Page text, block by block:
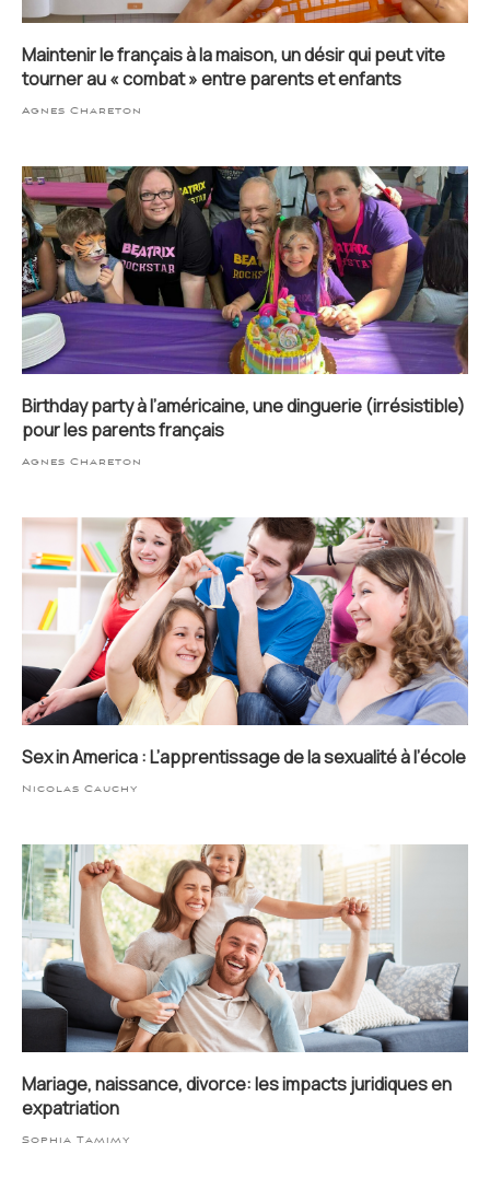
Maintenir le français à la maison, un désir qui peut vite
tourner au « combat » entre parents et enfants
Agnes Chareton
Birthday party à l’américaine, une dinguerie (irrésistible)
pour les parents français
Agnes Chareton
Sex in America : L’apprentissage de la sexualité à l’école
Nicolas Cauchy
Mariage, naissance, divorce: les impacts juridiques en
expatriation
Sophia Tamimy